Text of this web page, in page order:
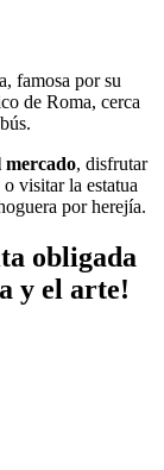
famosa por su
de Roma, cerca
mercado, disfrutar
visitar la estatua
por herejía.
obligada
y el arte!